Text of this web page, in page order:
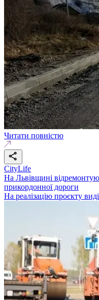
Читати повністю
CityLife
На Львівщині
прикордонної дороги
На реалізацію проєкту